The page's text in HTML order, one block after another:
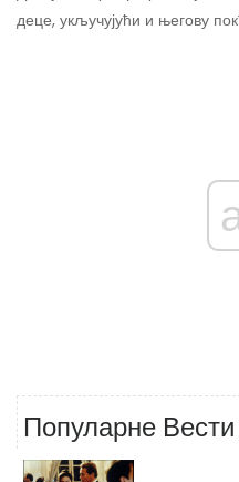
деце, укључујући и његову
Популарне Вести